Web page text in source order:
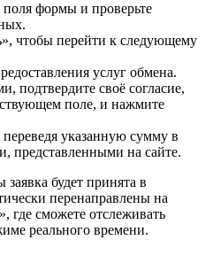
поля формы и проверьте
чтобы перейти к следующему
услуг обмена.
подтвердите своё согласие,
поле, и нажмите
указанную сумму в
представленными на сайте.
будет принята в
перенаправлены на
где сможете отслеживать
реального времени.